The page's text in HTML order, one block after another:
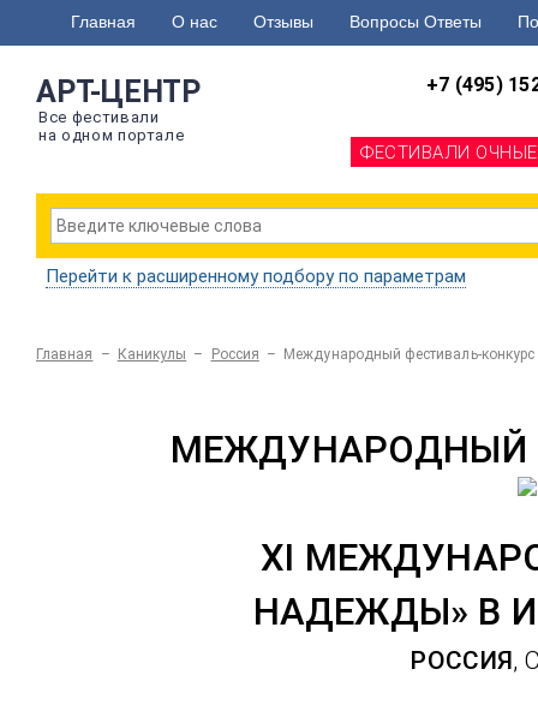
Главная О нас Отзывы Вопросы Ответы
АРТ-ЦЕНТР
Все фестивали
на одном портале
+7 (495)
ФЕСТИВАЛИ ОЧНЫЕ
Перейти к расширенному подбору по параметрам
Главная – Каникулы – Россия – Международный фестиваль-
МЕЖДУНАРОДНЫЙ
ХI
НАДЕЖДЫ» В
РОССИЯ,